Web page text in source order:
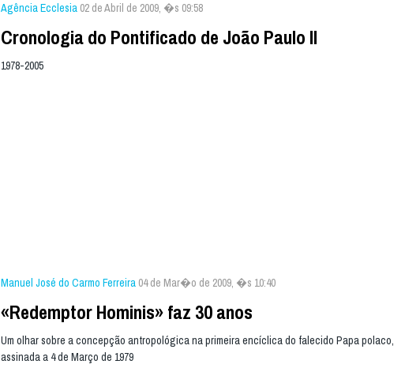
Agência Ecclesia 02 de Abril de 2009, �s 09:58
Cronologia do Pontificado de João Paulo II
1978-2005
Manuel José do Carmo Ferreira 04 de Mar�o de 2009, �s 10:40
«Redemptor Hominis» faz 30 anos
Um olhar sobre a concepção antropológica na primeira encíclica do falecido Papa polaco,
assinada a 4 de Março de 1979